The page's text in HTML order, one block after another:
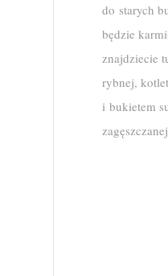
do starych
będzie
znajdziecie
rybnej,
i bukietem